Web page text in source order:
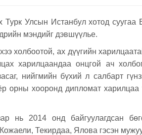
Улсын Истанбул хотод
мэндийг дэвшүүлье.
холбоотой, ах дүүгийн
харилцаандаа онцгой ач
нийгмийн бүхий л салбарт
орны хооронд дипломат
нь 2014 онд байгуулагдсан
Текирдаа, Ялова гэсэн